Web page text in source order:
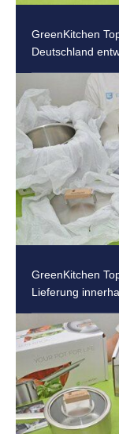
GreenKitchen
Deutschland
GreenKitchen
Lieferung